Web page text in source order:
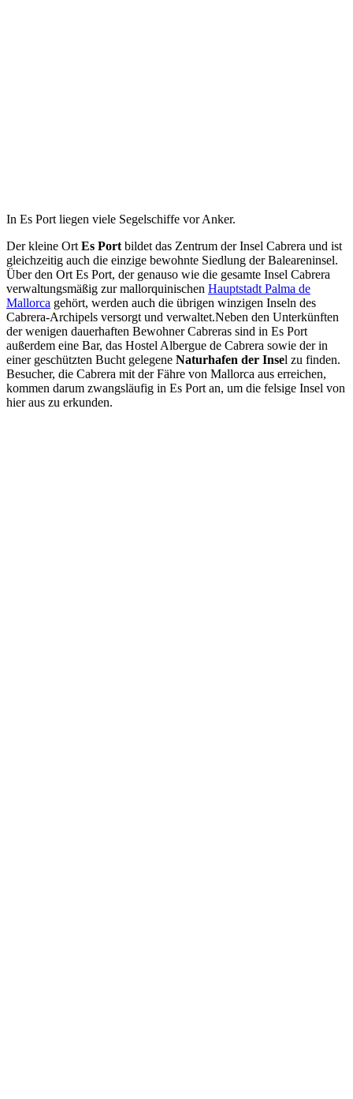
In Es Port liegen viele Segelschiffe vor Anker.
Der kleine Ort Es Port bildet das Zentrum der Insel Cabrera und ist
gleichzeitig auch die einzige bewohnte Siedlung der Baleareninsel.
Über den Ort Es Port, der genauso wie die gesamte Insel Cabrera
verwaltungsmäßig zur mallorquinischen Hauptstadt Palma de
Mallorca gehört, werden auch die übrigen winzigen Inseln des
Cabrera-Archipels versorgt und verwaltet.Neben den Unterkünften
der wenigen dauerhaften Bewohner Cabreras sind in Es Port
außerdem eine Bar, das Hostel Albergue de Cabrera sowie der in
einer geschützten Bucht gelegene Naturhafen der Insel zu finden.
Besucher, die Cabrera mit der Fähre von Mallorca aus erreichen,
kommen darum zwangsläufig in Es Port an, um die felsige Insel von
hier aus zu erkunden.